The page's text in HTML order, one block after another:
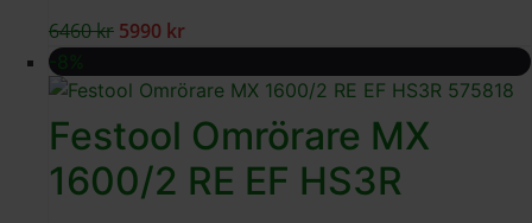
6460kr 5990 kr
-8%
Festool Omrörare MX
1600/2 RE EF HS3R